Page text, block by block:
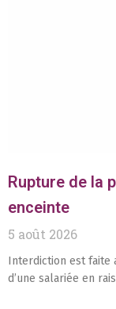
Rupture de la
enceinte
5 août 2026
Interdiction est faite
d’une salariée en